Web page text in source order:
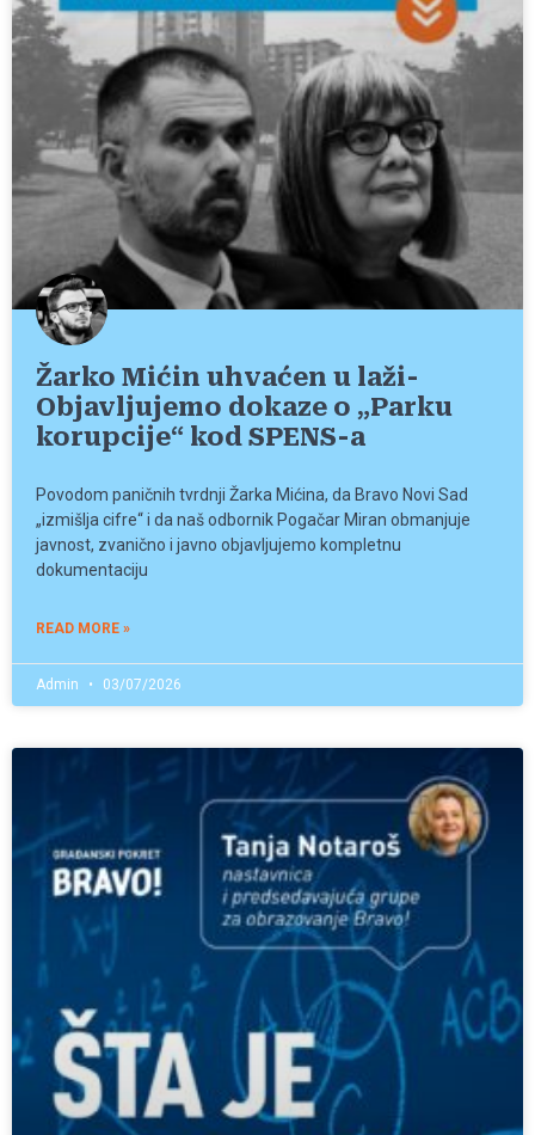
Žarko Mićin uhvaćen u laži-
Objavljujemo dokaze o „Parku
korupcije“ kod SPENS-a
Povodom paničnih tvrdnji Žarka Mićina, da Bravo Novi Sad
„izmišlja cifre“ i da naš odbornik Pogačar Miran obmanjuje
javnost, zvanično i javno objavljujemo kompletnu
dokumentaciju
READ MORE »
Admin 03/07/2026